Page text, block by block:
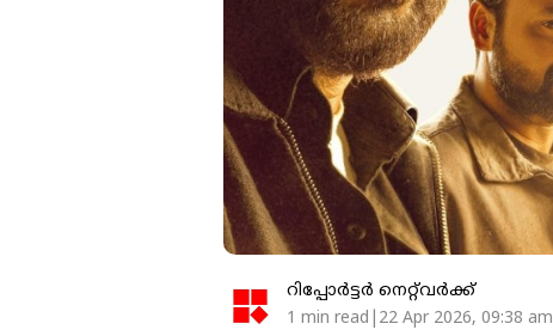
റിപ്പോർട്ടർ നെറ്റ്‌വര്‍ക്ക്‌
1 min read|22 Apr 2026, 09:38 am